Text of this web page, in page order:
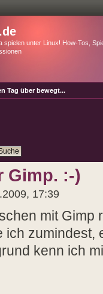
spielen unter Linux! How-Tos,
Tag über bewegt...
Gimp. :-)
17:39
mit Gimp
ich zumindest,
kenn ich